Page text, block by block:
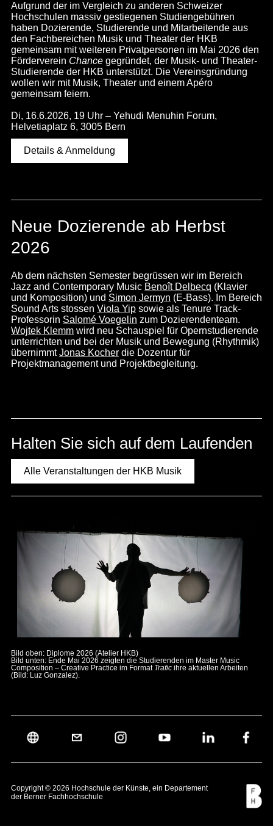
Aufgrund der im Vergleich zu anderen Schweizer
Hochschulen massiv gestiegenen Studiengebühren
haben Dozierende, Studierende und Mitarbeitende aus
den Fachbereichen Musik und Theater der HKB
gemeinsam mit weiteren Privatpersonen im Mai 2026 den
Förderverein Chance gegründet, der Musik- und Theater-
Studierende der HKB unterstützt. Die Vereinsgründung
wollen wir mit Musik, Theater und einem Apéro
gemeinsam feiern.
Di, 16.6.2026, 19 Uhr – Yehudi Menuhin Forum,
Helvetiaplatz 6, 3005 Bern
Details & Anmeldung
Neue Dozierende ab Herbst
2026
Ab dem nächsten Semester begrüssen wir im Bereich
Jazz and Contemporary Music Benoît Delbecq (Klavier
und Komposition) und Simon Jermyn (E-Bass). Im Bereich
Sound Arts stossen Viola Yip sowie als Tenure Track-
Professorin Salomé Voegelin zum Dozierendenteam.
Wojtek Klemm wird neu Schauspiel für Opernstudierende
unterrichten und bei der Musik und Bewegung (Rhythmik)
übernimmtJonas Kocher die Dozentur für
Projektmanagement und Projektbegleitung.
Halten Sie sich auf dem Laufenden
Alle Veranstaltungen der HKB Musik
Bild oben: Diplome 2026 (Atelier HKB)
Bild unten: Ende Mai 2026 zeigten die Studierenden im Master Music
Composition – Creative Practice im Format Trafic ihre aktuellen Arbeiten
(Bild: Luz Gonzalez).
Copyright © 2026 Hochschule der Künste, ein Departement
der Berner Fachhochschule